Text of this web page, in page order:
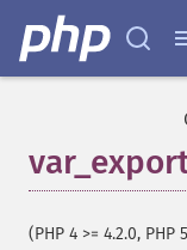
(PHP 4 >= 4.2.0, PHP